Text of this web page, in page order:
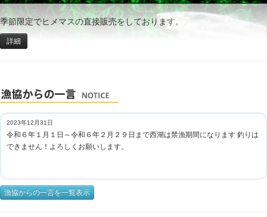
季節限定でヒメマスの直接販売をしております。
詳細
2023年12月31日
令和６年１月１日～令和６年２月２９日まで西湖は禁漁期間になります 釣りは
できません！よろしくお願いします。
漁協からの一言を一覧表示